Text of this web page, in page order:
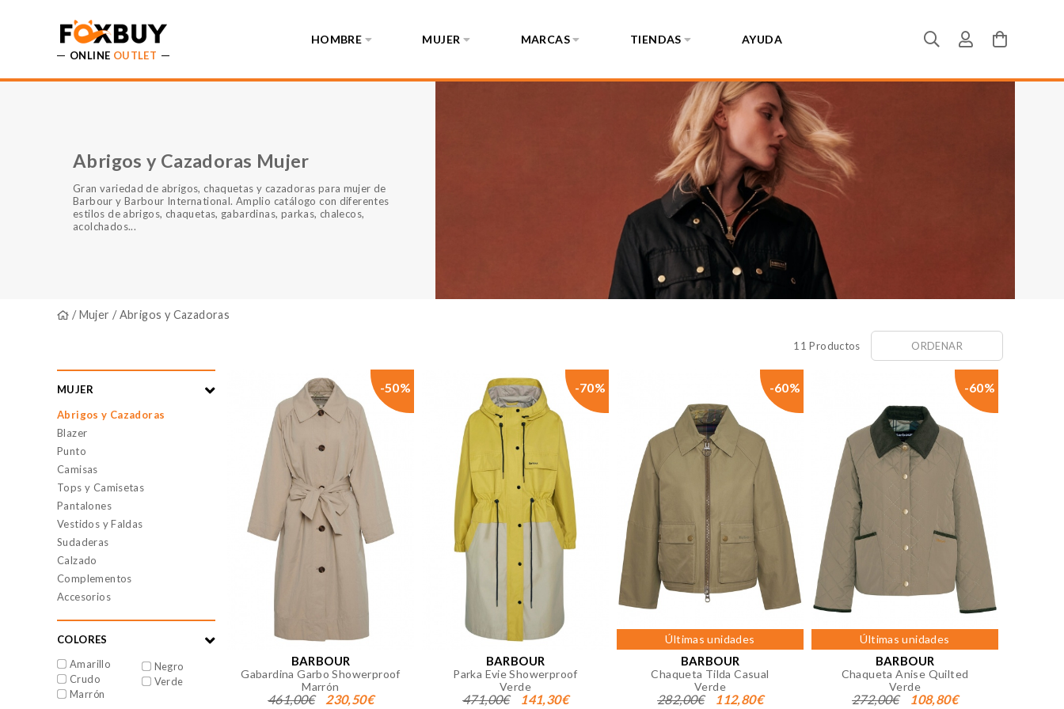
ONLINE OUTLET
HOMBRE MUJER MARCAS TIENDAS AYUDA
Abrigos y Cazadoras Mujer
Gran variedad de abrigos, chaquetas y cazadoras para mujer de
Barbour y Barbour International. Amplio catálogo con diferentes
estilos de abrigos, chaquetas, gabardinas, parkas, chalecos,
acolchados...
/Mujer / Abrigos y Cazadoras
11 Productos ORDENAR
MUJER
Abrigos y Cazadoras
Blazer
Punto
Camisas
Tops y Camisetas
Pantalones
Vestidos y Faldas
Sudaderas
Calzado
Complementos
Accesorios
COLORES
Amarillo
Crudo
Marrón
Negro
Verde
-50%
BARBOUR
Gabardina Garbo Showerproof
Marrón
461,00€ 230,50€
-70%
BARBOUR
Parka Evie Showerproof
Verde
471,00€ 141,30€
Últimas unidades
-60%
BARBOUR
Chaqueta Tilda Casual
Verde
282,00€ 112,80€
Últimas unidades
-60%
BARBOUR
Chaqueta Anise Quilted
Verde
272,00€ 108,80€